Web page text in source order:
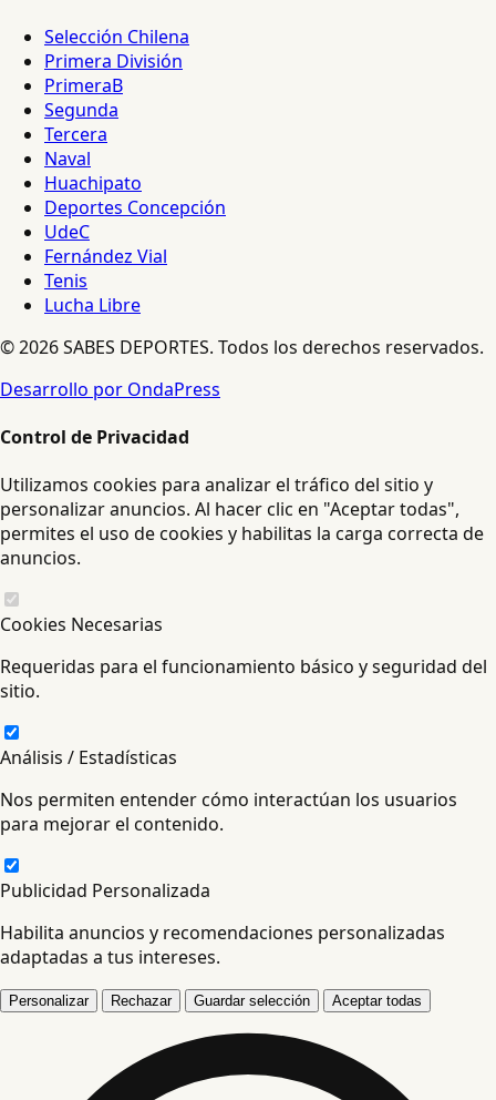
Selección Chilena
Primera División
PrimeraB
Segunda
Tercera
Naval
Huachipato
Deportes Concepción
UdeC
Fernández Vial
Tenis
Lucha Libre
© 2026 SABES DEPORTES. Todos los derechos reservados.
Desarrollo por OndaPress
Control de Privacidad
Utilizamos cookies para analizar el tráfico del sitio y
personalizar anuncios. Al hacer clic en "Aceptar todas",
permites el uso de cookies y habilitas la carga correcta de
anuncios.
Cookies Necesarias
Requeridas para el funcionamiento básico y seguridad del
sitio.
Análisis / Estadísticas
Nos permiten entender cómo interactúan los usuarios
para mejorar el contenido.
Publicidad Personalizada
Habilita anuncios y recomendaciones personalizadas
adaptadas a tus intereses.
Personalizar Rechazar Guardar selección Aceptar todas